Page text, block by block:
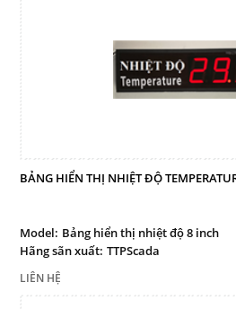
BẢNG HIỂN THỊ NHIỆT ĐỘ
Model: Bảng hiển thị nhiệt độ 8 inch
Hãng sãn xuất: TTPScada
LIÊN HỆ